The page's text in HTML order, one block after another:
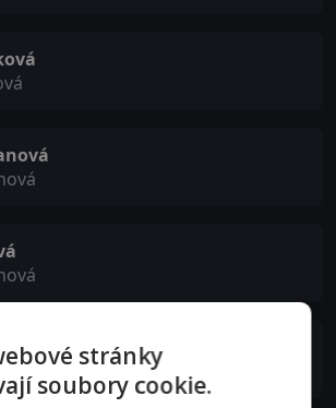
stránky
soubory cookie.